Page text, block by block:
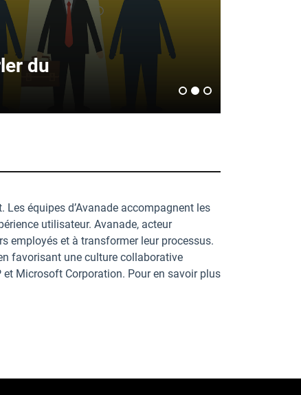
équipes d’Avanade accompagnent les
utilisateur. Avanade, acteur
employés et à transformer leur processus.
favorisant une culture collaborative
Microsoft Corporation. Pour en savoir plus